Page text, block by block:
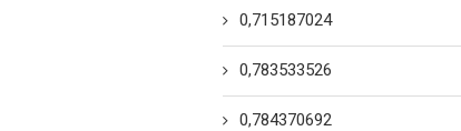
0,715187024
0,783533526
0,784370692